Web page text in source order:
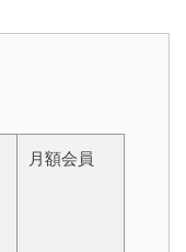
月額会員